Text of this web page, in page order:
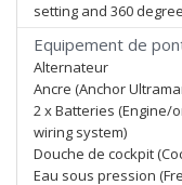
setting and 360
Equipement de
Alternateur
Ancre (Anchor
2 x Batteries (Engine/
wiring system)
Douche de cockpit
Eau sous pression